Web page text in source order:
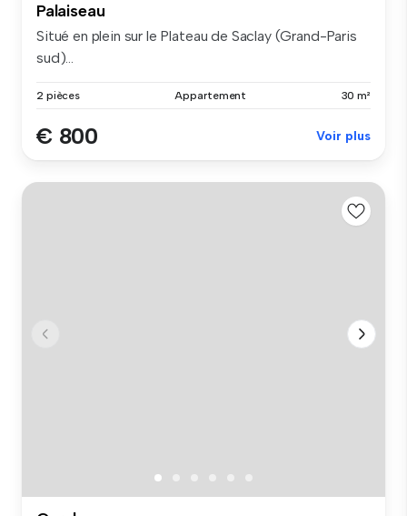
Palaiseau
Situé en plein sur le Plateau de Saclay (Grand-Paris
sud)...
2 pièces Appartement 30 m²
€ 800 Voir plus